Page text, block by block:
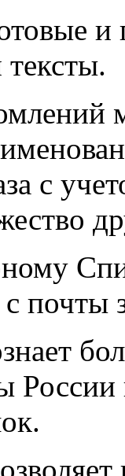
тексты.
с
с
России